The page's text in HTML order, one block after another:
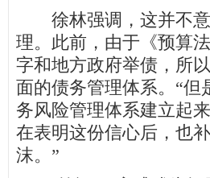
徐林强调，这并不意
理。此前，由于《预算
字和地方政府举债，所
面的债务管理体系。“
务风险管理体系建立起
在表明这份信心后，也
沫。”